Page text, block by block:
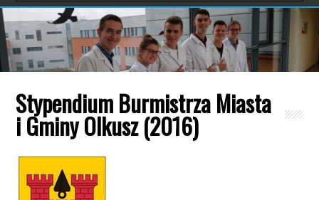
Stypendium Burmistrza Miasta
i Gminy Olkusz (2016)